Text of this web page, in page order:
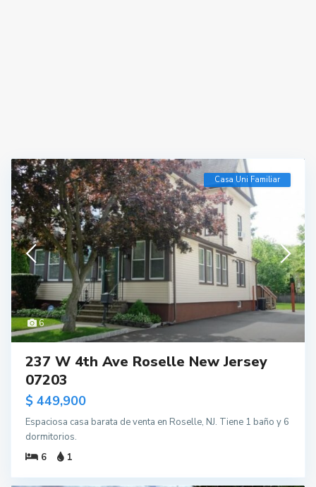
6
Casa Uni Familiar
237 W 4th Ave Roselle New Jersey
07203
$ 449,900
Espaciosa casa barata de venta en Roselle, NJ. Tiene 1 baño y 6
dormitorios.
6
1